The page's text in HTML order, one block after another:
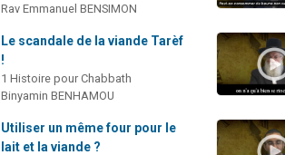
Rav Emmanuel BENSIMON
Le scandale de la viande Tarèf
!
1 Histoire pour Chabbath
Binyamin BENHAMOU
Utiliser un même four pour le
lait et la viande ?